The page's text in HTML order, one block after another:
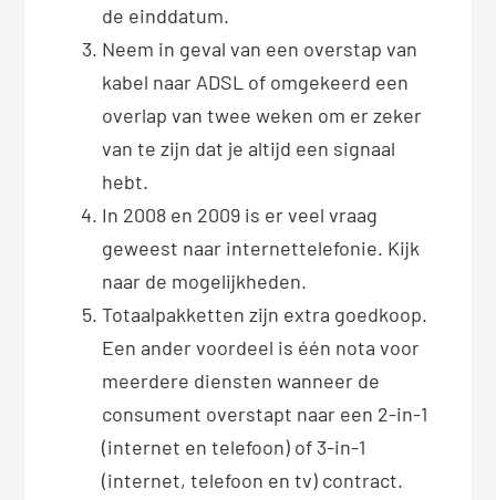
de einddatum.
Neem in geval van een overstap van
kabel naar ADSL of omgekeerd een
overlap van twee weken om er zeker
van te zijn dat je altijd een signaal
hebt.
In 2008 en 2009 is er veel vraag
geweest naar internettelefonie. Kijk
naar de mogelijkheden.
Totaalpakketten zijn extra goedkoop.
Een ander voordeel is één nota voor
meerdere diensten wanneer de
consument overstapt naar een 2-in-1
(internet en telefoon) of 3-in-1
(internet, telefoon en tv) contract.